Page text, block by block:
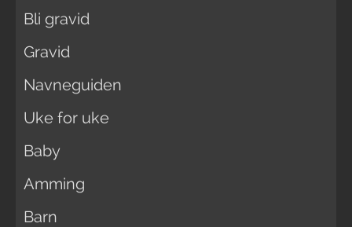
Bli gravid
Gravid
Navneguiden
Uke for uke
Baby
Amming
Barn